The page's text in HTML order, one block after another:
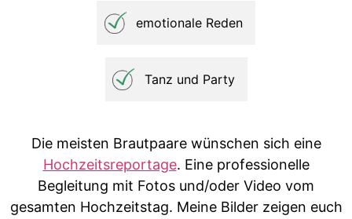
emotionale Reden
Tanz und Party
Die meisten Brautpaare wünschen sich eine
Hochzeitsreportage. Eine professionelle
Begleitung mit Fotos und/oder Video vom
gesamten Hochzeitstag. Meine Bilder zeigen euch